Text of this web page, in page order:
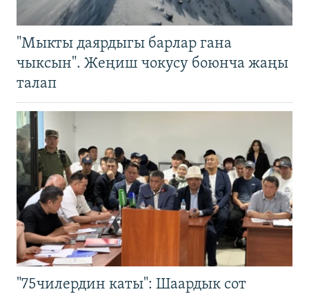
"Мыкты даярдыгы барлар гана
чыксын". Жеңиш чокусу боюнча жаңы
талап
"75чилердин каты": Шаардык сот